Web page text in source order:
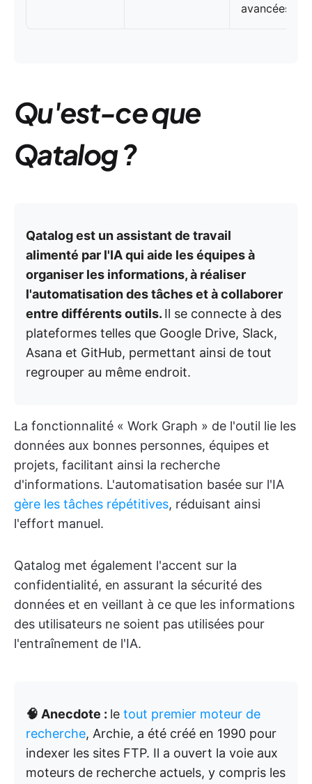
avancées
Qu'est-ce que
Qatalog ?
Qatalog est un assistant de travail
alimenté par l'IA qui aide les équipes à
organiser les informations, à réaliser
l'automatisation des tâches et à collaborer
entre différents outils. Il se connecte à des
plateformes telles que Google Drive, Slack,
Asana et GitHub, permettant ainsi de tout
regrouper au même endroit.
La fonctionnalité « Work Graph » de l'outil lie les
données aux bonnes personnes, équipes et
projets, facilitant ainsi la recherche
d'informations. L'automatisation basée sur l'IA
gère les tâches répétitives, réduisant ainsi
l'effort manuel.
Qatalog met également l'accent sur la
confidentialité, en assurant la sécurité des
données et en veillant à ce que les informations
des utilisateurs ne soient pas utilisées pour
l'entraînement de l'IA.
🧠 Anecdote : le tout premier moteur de
recherche, Archie, a été créé en 1990 pour
indexer les sites FTP. Il a ouvert la voie aux
moteurs de recherche actuels, y compris les